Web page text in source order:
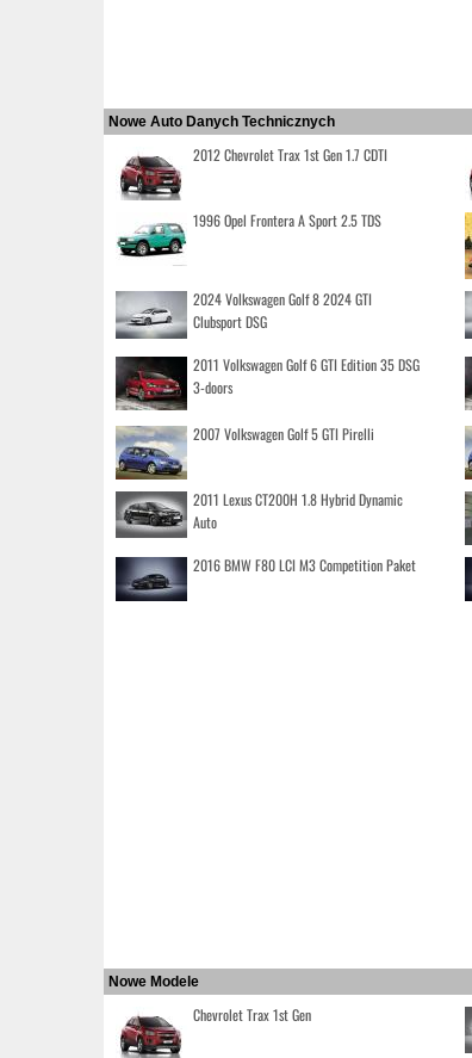
Nowe Auto Danych Technicznych
2012 Chevrolet Trax 1st Gen 1.7 CDTI
1996 Opel Frontera A Sport 2.5 TDS
2024 Volkswagen Golf 8 2024 GTI
Clubsport DSG
2011 Volkswagen Golf 6 GTI Edition 35 DSG
3-doors
2007 Volkswagen Golf 5 GTI Pirelli
2011 Lexus CT200H 1.8 Hybrid Dynamic
Auto
2016 BMW F80 LCI M3 Competition Paket
Nowe Modele
Chevrolet Trax 1st Gen